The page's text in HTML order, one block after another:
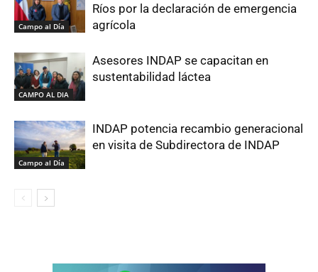
Campo al Día
Ríos por la declaración de emergencia
agrícola
CAMPO AL DIA
Asesores INDAP se capacitan en
sustentabilidad láctea
Campo al Día
INDAP potencia recambio generacional
en visita de Subdirectora de INDAP